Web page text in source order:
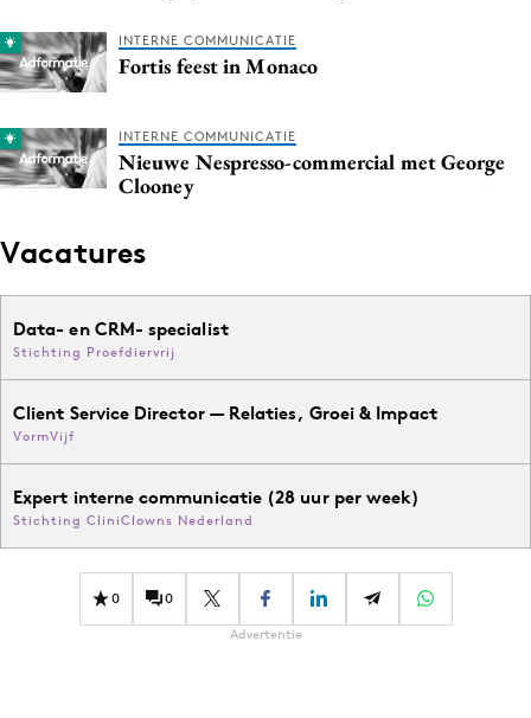
INTERNE COMMUNICATIE
Fortis feest in Monaco
INTERNE COMMUNICATIE
Nieuwe Nespresso-commercial met George
Clooney
Vacatures
Data- en CRM- specialist
Stichting Proefdiervrij
Client Service Director — Relaties, Groei & Impact
VormVijf
Expert interne communicatie (28 uur per week)
Stichting CliniClowns Nederland
0 0
Advertentie